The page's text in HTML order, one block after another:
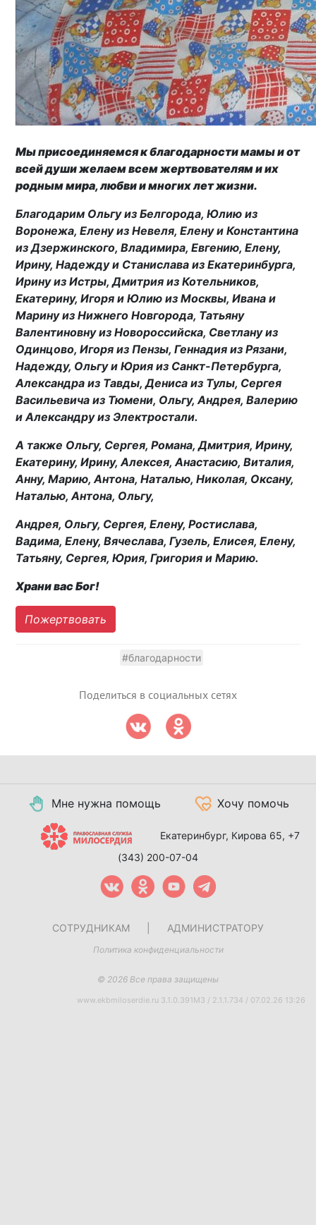
Мы присоединяемся к благодарности мамы и от
всей души желаем всем жертвователям и их
родным мира, любви и многих лет жизни.
Благодарим Ольгу из Белгорода, Юлию из
Воронежа, Елену из Невеля, Елену и Константина
из Дзержинского, Владимира, Евгению, Елену,
Ирину, Надежду и Станислава из Екатеринбурга,
Ирину из Истры, Дмитрия из Котельников,
Екатерину, Игоря и Юлию из Москвы, Ивана и
Марину из Нижнего Новгорода, Татьяну
Валентиновну из Новороссийска, Светлану из
Одинцово, Игоря из Пензы, Геннадия из Рязани,
Надежду, Ольгу и Юрия из Санкт-Петербурга,
Александра из Тавды, Дениса из Тулы, Сергея
Васильевича из Тюмени, Ольгу, Андрея, Валерию
и Александру из Электростали.
А также Ольгу, Сергея, Романа, Дмитрия, Ирину,
Екатерину, Ирину, Алексея, Анастасию, Виталия,
Анну, Марию, Антона, Наталью, Николая, Оксану,
Наталью, Антона, Ольгу,
Андрея, Ольгу, Сергея, Елену, Ростислава,
Вадима, Елену, Вячеслава, Гузель, Елисея, Елену,
Татьяну, Сергея, Юрия, Григория и Марию.
Храни вас Бог!
Пожертвовать
#благодарности
Поделиться в социальных сетях
Мне нужна помощь Хочу помочь
Екатеринбург, Кирова 65, +7
(343) 200-07-04
СОТРУДНИКАМ АДМИНИСТРАТОРУ
Политика конфиденциальности
© 2026 Все права защищены
www.ekbmiloserdie.ru 3.1.0.391M3 / 2.1.1.734 / 07.02.26 13:26